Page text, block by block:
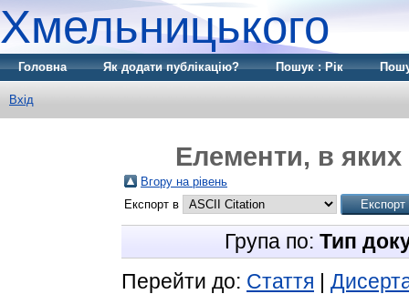
Хмельницького
Головна Як додати публікацію? Пошук : Рік
Вхід
Елементи, в
Вгору на рівень
Експорт в
Група по: Тип
Перейти до: Стаття |